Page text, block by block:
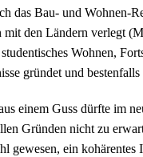
das Bau- und Wohnen-
den Ländern verlegt
Wohnen,
gründet und
einem Guss dürfte im
Gründen nicht zu
gewesen, ein